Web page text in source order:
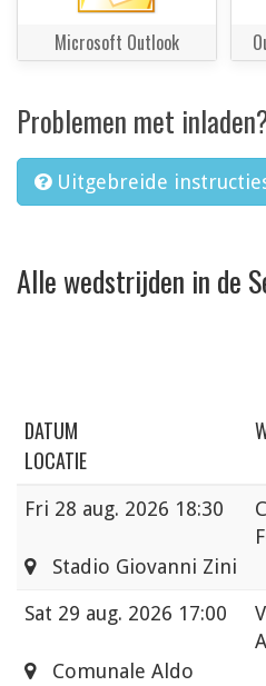
Microsoft Outlook
Problemen met
Uitgebreide
Alle wedstrijden in de
DATUM
LOCATIE
Fri 28 aug. 2026 18:30
Stadio Giovanni Zini
Sat 29 aug. 2026 17:00
Comunale Aldo